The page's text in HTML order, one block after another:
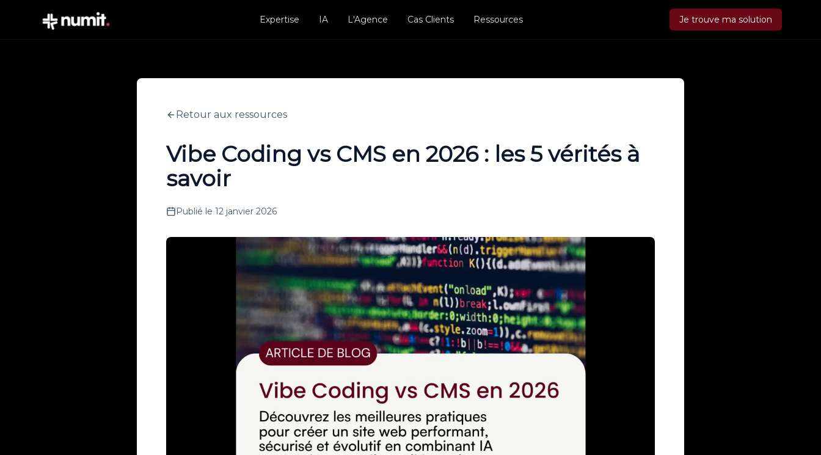
Expertise IA L'Agence Cas Clients Ressources Je trouve ma solution
Retour aux ressources
Vibe Coding vs CMS en 2026 : les 5 vérités à
savoir
Publié le 12 janvier 2026